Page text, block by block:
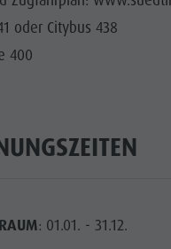
oder Citybus 438
400
: 01.01. - 31.12.